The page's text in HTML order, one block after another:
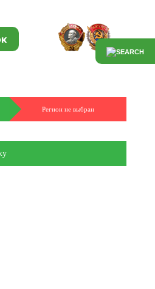
Регион не выбран